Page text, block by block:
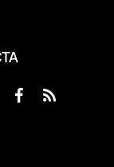
Facebook
RSS